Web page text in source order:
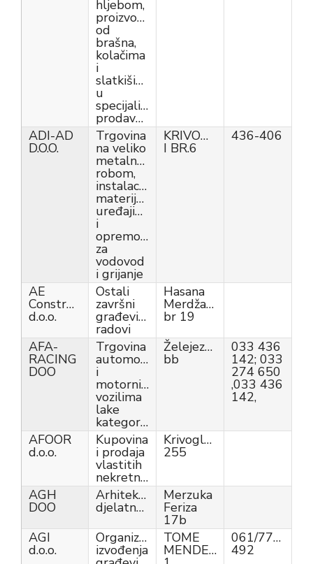
hljebom,
proizvodima
od
brašna,
kolačima
i
slatkišima
u
specijaliziranim
prodavnicama
ADI-AD
D.O.O.
Trgovina
na veliko
metalnom
robom,
instalacijskim
materijalom,
uređajima
i
opremom
za
vodovod
i grijanje
KRIVOGLAVCI
I BR.6
436-406
AE
Construction
d.o.o.
Ostali
završni
građevinski
radovi
Hasana
Merdžanovića
br 19
AFA-
RACING
DOO
Trgovina
automobilima
i
motornim
vozilima
lake
kategorije
Želejeznička
bb
033 436
142; 033
274 650
,033 436
142,
AFOOR
d.o.o.
Kupovina
i prodaja
vlastitih
nekretnina
Krivoglavci
255
AGH
DOO
Arhitektonske
djelatnosti
Merzuka
Feriza
17b
AGI
d.o.o.
Organizacija
izvođenja
TOME
MENDEŠA
061/775-
492